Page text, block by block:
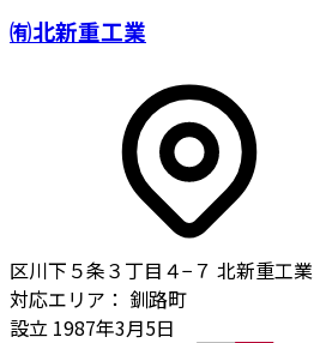
㈲北新重工業
区川下５条３丁目４−７ 北新重工業
対応エリア： 釧路町
設立 1987年3月5日